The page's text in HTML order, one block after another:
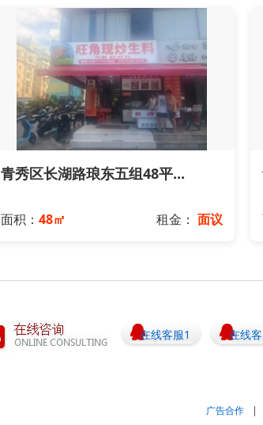
青秀区长湖路琅东五组48平...
面积： 48㎡ 租金： 面议
在线客服1 在线
广告合作 |